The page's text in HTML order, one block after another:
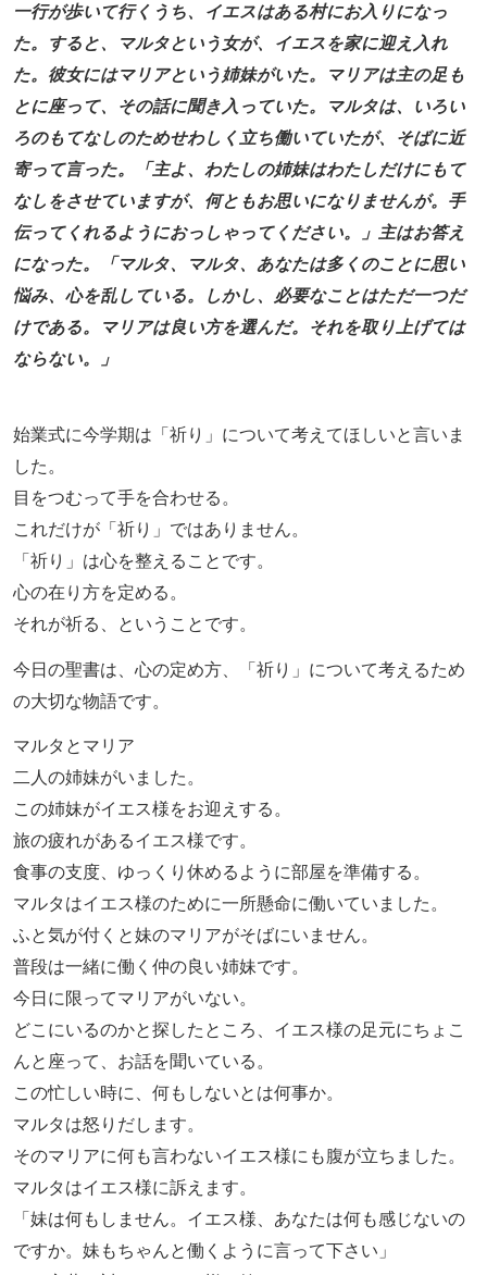
一行が歩いて行くうち、イエスはある村にお入りになっ
た。すると、マルタという女が、イエスを家に迎え入れ
た。彼女にはマリアという姉妹がいた。マリアは主の足も
とに座って、その話に聞き入っていた。マルタは、いろい
ろのもてなしのためせわしく立ち働いていたが、そばに近
寄って言った。「主よ、わたしの姉妹はわたしだけにもて
なしをさせていますが、何ともお思いになりませんが。手
伝ってくれるようにおっしゃってください。」主はお答え
になった。「マルタ、マルタ、あなたは多くのことに思い
悩み、心を乱している。しかし、必要なことはただ一つだ
けである。マリアは良い方を選んだ。それを取り上げては
ならない。」
始業式に今学期は「祈り」について考えてほしいと言いま
した。
目をつむって手を合わせる。
これだけが「祈り」ではありません。
「祈り」は心を整えることです。
心の在り方を定める。
それが祈る、ということです。
今日の聖書は、心の定め方、「祈り」について考えるため
の大切な物語です。
マルタとマリア
二人の姉妹がいました。
この姉妹がイエス様をお迎えする。
旅の疲れがあるイエス様です。
食事の支度、ゆっくり休めるように部屋を準備する。
マルタはイエス様のために一所懸命に働いていました。
ふと気が付くと妹のマリアがそばにいません。
普段は一緒に働く仲の良い姉妹です。
今日に限ってマリアがいない。
どこにいるのかと探したところ、イエス様の足元にちょこ
んと座って、お話を聞いている。
この忙しい時に、何もしないとは何事か。
マルタは怒りだします。
そのマリアに何も言わないイエス様にも腹が立ちました。
マルタはイエス様に訴えます。
「妹は何もしません。イエス様、あなたは何も感じないの
ですか。妹もちゃんと働くように言って下さい」